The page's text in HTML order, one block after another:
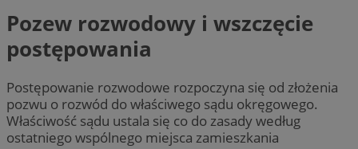
Pozew rozwodowy i wszczęcie
postępowania
Postępowanie rozwodowe rozpoczyna się od złożenia
pozwu o rozwód do właściwego sądu okręgowego.
Właściwość sądu ustala się co do zasady według
ostatniego wspólnego miejsca zamieszkania